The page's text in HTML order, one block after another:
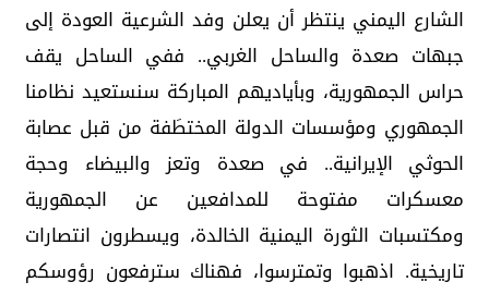
الشارع اليمني ينتظر أن يعلن وفد الشرعية العودة إلى
جبهات صعدة والساحل الغربي.. ففي الساحل يقف
حراس الجمهورية، وبأياديهم المباركة سنستعيد نظامنا
الجمهوري ومؤسسات الدولة المختطَفة من قبل عصابة
الحوثي الإيرانية.. في صعدة وتعز والبيضاء وحجة
معسكرات مفتوحة للمدافعين عن الجمهورية
ومكتسبات الثورة اليمنية الخالدة، ويسطرون انتصارات
تاريخية. اذهبوا وتمترسوا، فهناك سترفعون رؤوسكم